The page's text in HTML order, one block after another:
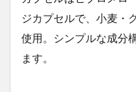
ル酸
き
ジカプセルで、小麦・
使用。シンプルな成分
ます。